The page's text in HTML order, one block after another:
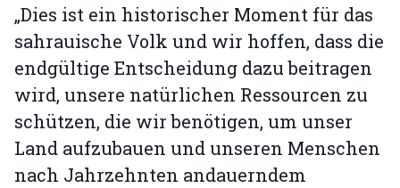
„Dies ist ein historischer Moment für das
sahrauische Volk und wir hoffen, dass die
endgültige Entscheidung dazu beitragen
wird, unsere natürlichen Ressourcen zu
schützen, die wir benötigen, um unser
Land aufzubauen und unseren Menschen
nach Jahrzehnten andauerndem